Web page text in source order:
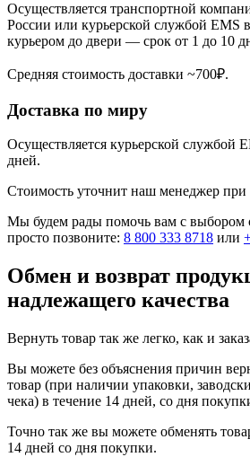
Осуществляется транспортной
России или курьерской службой EMS
курьером до двери — срок от 1 до 10
Средняя стоимость доставки ~700₽.
Доставка по миру
Осуществляется курьерской службой
дней.
Стоимость уточнит наш менеджер при
Мы будем рады помочь вам с выбором
просто позвоните: 8 800 333 8718 или
Обмен и возврат
надлежащего качества
Вернуть товар так же легко, как и
Вы можете без объяснения причин
товар (при наличии упаковки,
чека) в течение 14 дней, со дня
Точно так же вы можете обменять
14 дней со дня покупки.